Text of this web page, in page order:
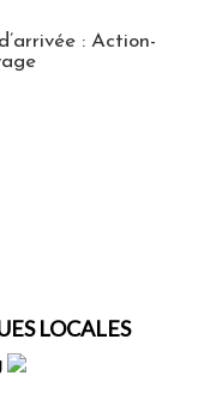
: Action-
LOCALES